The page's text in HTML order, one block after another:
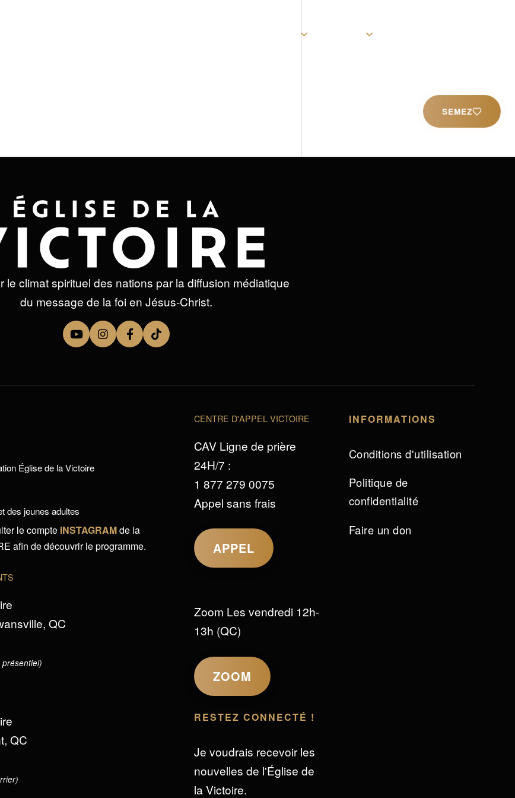
SEMEZ
le climat spirituel des nations par la diffusion médiatique
du message de la foi en Jésus-Christ.
Église de la Victoire
des jeunes adultes
le compte INSTAGRAMde la
afin de découvrir le programme.
QC
QC
CENTRE D'APPEL VICTOIRE
CAV Ligne de prière
24H/7 :
1 877 279 0075
Appel sans frais
APPEL
Zoom Les vendredi 12h-
13h (QC)
ZOOM
RESTEZ CONNECTÉ !
Je voudrais recevoir les
nouvelles de l'Église de
la Victoire.
INFORMATIONS
Conditions d'utilisation
Politique de
confidentialité
Faire un don